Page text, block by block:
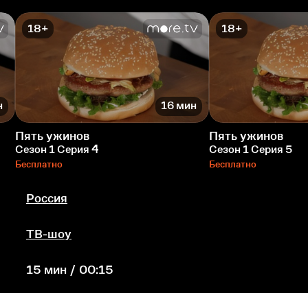
18+
16 мин
Пять ужинов
Сезон 1 Серия 4
Бесплатно
18+
Пять ужинов
Сезон 1 Серия 5
Бесплатно
Россия
ТВ-шоу
15 мин / 00:15